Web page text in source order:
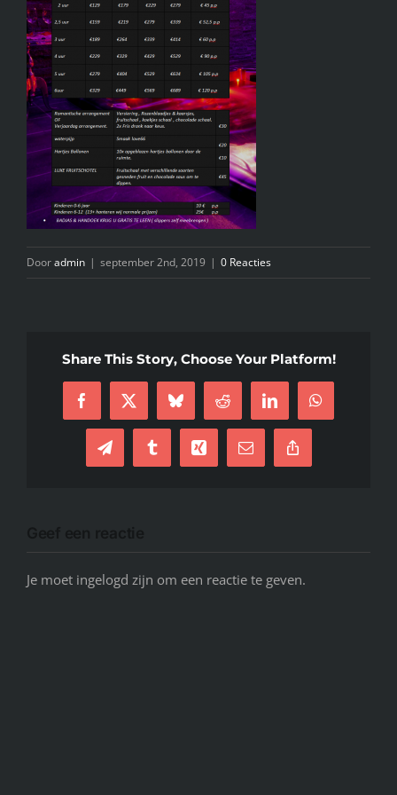
INFO
KIDS SPA PARTY
GIFTCARD
CONTACT
Dooradmin | september 2nd, 2019 | 0 Reacties
Share This Story, Choose Your Platform!
Facebook
X BlueskyReddit LinkedInWhatsApp
TelegramTumblrXing
E-
mail
Copy
Link
Je moet ingelogd zijn om een reactie te geven.